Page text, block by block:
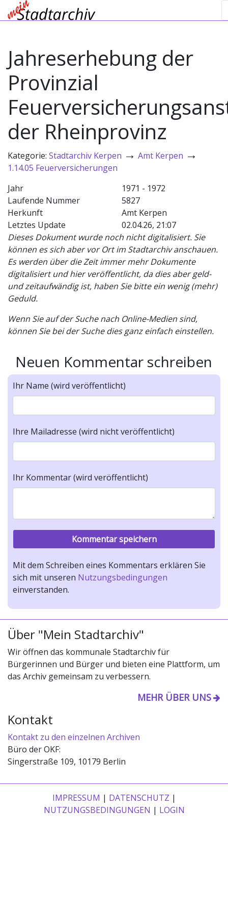
Jahreserhebung der
Provinzial
der Rheinprovinz
Kategorie: Stadtarchiv Kerpen → Amt Kerpen →
1.14.05 Feuerversicherungen
Jahr
1971 - 1972
Laufende Nummer
5827
Herkunft
Amt Kerpen
Letztes Update
02.04.26, 21:07
Dieses Dokument wurde noch nicht digitalisiert. Sie
können es sich aber vor Ort im Stadtarchiv anschauen.
Es werden über die Zeit immer mehr Dokumente
digitalisiert und hier veröffentlicht, da dies aber geld-
und zeitaufwändig ist, haben Sie bitte ein wenig (mehr)
Geduld.
Wenn Sie auf der Suche nach Online-Medien sind,
können Sie bei der Suche dies ganz einfach einstellen.
Neuen Kommentar schreiben
Ihr Name (wird veröffentlicht)
Ihre Mailadresse (wird nicht veröffentlicht)
Ihr Kommentar (wird veröffentlicht)
Mit dem Schreiben eines Kommentars erklären Sie
sich mit unseren Nutzungsbedingungen
einverstanden.
Über "Mein Stadtarchiv"
Wir öffnen das kommunale Stadtarchiv für
Bürgerinnen und Bürger und bieten eine Plattform, um
das Archiv gemeinsam zu verbessern.
MEHR ÜBER UNS
Kontakt
Kontakt zu den einzelnen Archiven
Büro der OKF:
Singerstraße 109, 10179 Berlin
IMPRESSUM | DATENSCHUTZ |
NUTZUNGSBEDINGUNGEN | LOGIN